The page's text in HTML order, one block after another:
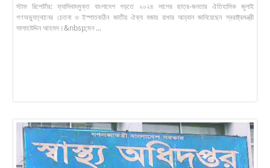
স্টাফ রিপোর্টার: ফ্যাসিবাদমুক্ত বাংলাদেশ গড়তে ২০২৪ সালের ছাত্র-জনতার ঐতিহাসিক জুলাই
গণঅভ্যুত্থানের চেতনা ও ইস্পাতকঠিন জাতীয় ঐক্য বজায় রাখার আহ্বান জানিয়েছেন স্বরাষ্ট্রমন্ত্রী
সালাহউদ্দিন আহমদ।&nbsp;মন ...